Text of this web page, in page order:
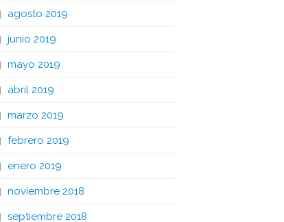
agosto 2019
junio 2019
mayo 2019
abril 2019
marzo 2019
febrero 2019
enero 2019
noviembre 2018
septiembre 2018